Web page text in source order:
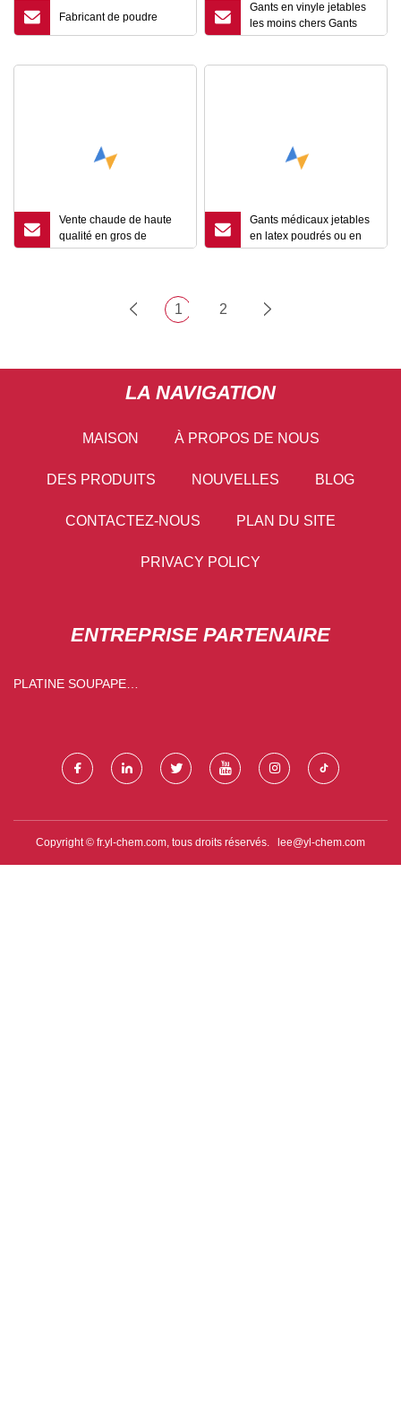
Fabricant de poudre
Gants en vinyle jetables
les moins chers Gants
d'examen de couleur
Vente chaude de haute
qualité en gros de
nettoyage en plastique
Gants médicaux jetables
en latex poudrés ou en
poudre
1 2
LA NAVIGATION
MAISON À PROPOS DE NOUS
DES PRODUITS NOUVELLES BLOG
CONTACTEZ-NOUS PLAN DU SITE
PRIVACY POLICY
ENTREPRISE PARTENAIRE
PLATINE SOUPAPE
Copyright © fr.yl-chem.com, tous droits réservés. lee@yl-chem.com